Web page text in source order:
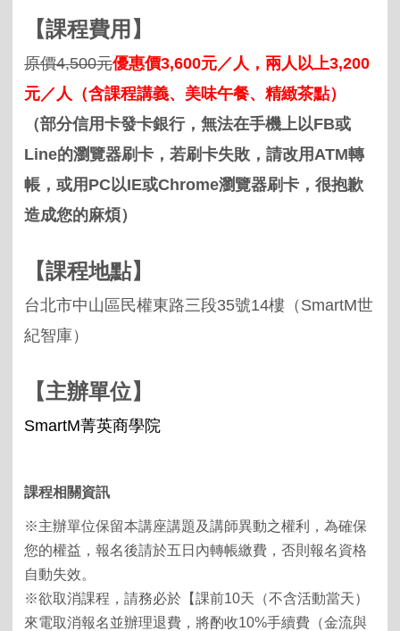
【課程費用】
原價4,500元優惠價3,600元／ 人， 兩人以上3,200
元／ 人 （含課程講義、美味午餐、精緻茶點）
（部分信用卡發卡銀行，無法在手機上以FB或
Line的瀏覽器刷卡，若刷卡失敗，請改用ATM轉
帳，或用 PC以IE或Chrome瀏覽器刷卡，很抱歉
造成您的麻煩）
【課程地點】
台北市中山區民權東路三段35號14樓（ SmartM世
紀智庫）
【主辦單位】
SmartM菁英商學院
課程相關資訊
※主辦單位保留本講座講題及講師異動之權利，為確保
您的權益，報名後請於五日內轉帳繳費，否則報名資格
自動失效。
※欲取消課程，請務必於【課前10天（不含活動當天）
來電取消報名並辦理退費，將酌收10%手續費（金流與